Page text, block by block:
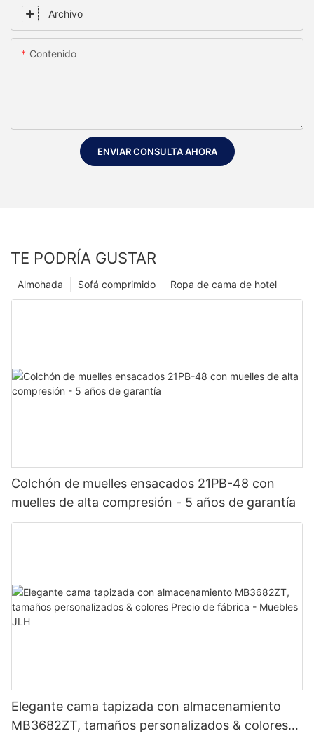
Archivo
Contenido
ENVIAR CONSULTA AHORA
TE PODRÍA GUSTAR
Ropa de cama de hotel
Sofá comprimido
Almohada
Colchón de muelles ensacados 21PB-48 con
muelles de alta compresión - 5 años de garantía
Elegante cama tapizada con almacenamiento
MB3682ZT, tamaños personalizados & colores